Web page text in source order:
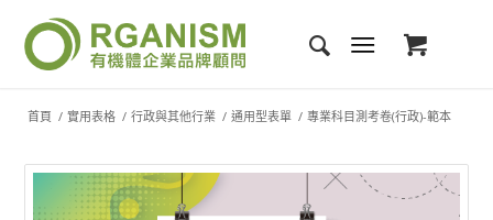
首頁 / 實用表格 / 行政與其他行業 / 通用型表單 / 專業科目測考卷(行政)-範本